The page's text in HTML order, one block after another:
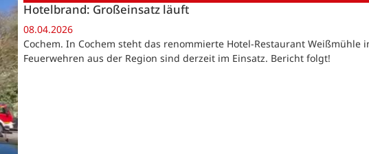
Hotelbrand: Großeinsatz läuft
08.04.2026
Cochem. In Cochem steht das renommierte Hotel-Restaurant Weißmühle
Feuerwehren aus der Region sind derzeit im Einsatz. Bericht folgt!